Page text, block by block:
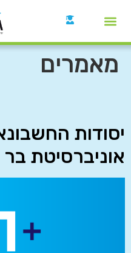
מאמרים
יסודות
אוניברסיטת בר